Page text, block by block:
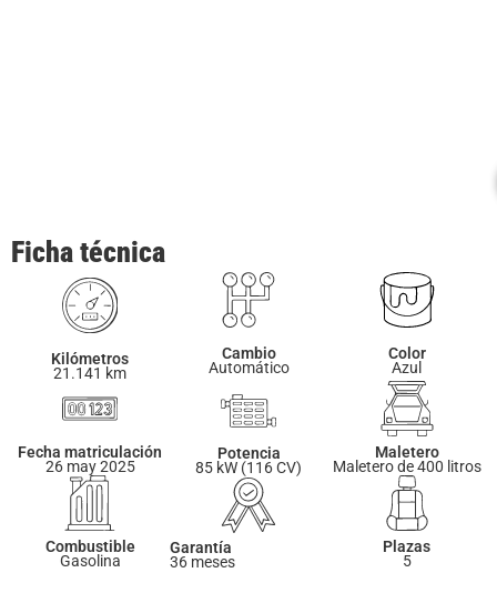
Ficha técnica
Kilómetros
21.141 km
Cambio
Automático
Color
Azul
Fecha matriculación
26 may 2025
Potencia
85 kW (116 CV)
Maletero
Maletero de 400 litros
Combustible
Gasolina
Garantía
36 meses
Plazas
5